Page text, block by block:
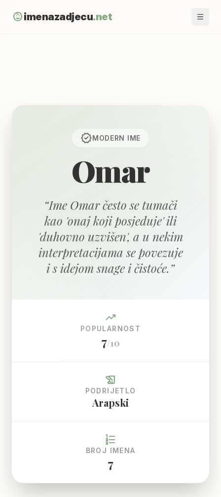
child_careimenazadjecu.net
verifiedMODERN IME
Omar
“Ime Omar često se tumači
kao 'onaj koji posjeduje' ili
'duhovno uzvišen', a u nekim
interpretacijama se povezuje
i s idejom snage i čistoće.”
trending_up
POPULARNOST
7/10
history_edu
PODRIJETLO
Arapski
format_list_numbered
BROJ IMENA
7